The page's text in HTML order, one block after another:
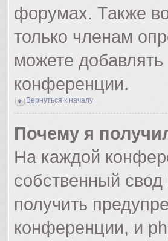
форумах. Также
только членам
можете
конференции.
Вернуться к началу
Почему я
На каждой
собственный
получить
конференции, и